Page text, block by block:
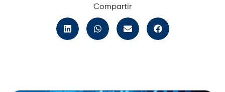
Compartir